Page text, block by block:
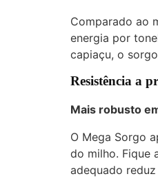
Comparado ao
energia por
capiaçu, o
Resistência a
Mais robusto
O Mega Sorgo
do milho. Fique
adequado